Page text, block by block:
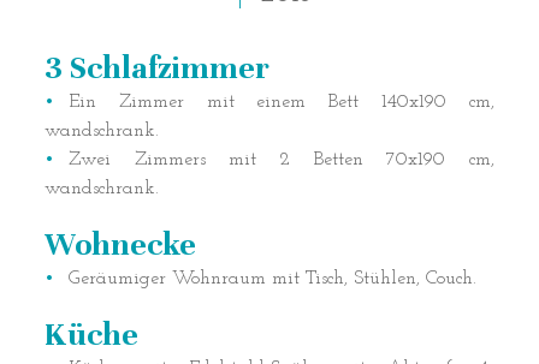
Beschreibung der Unterkunft
3 Schlafzimmer
Ein Zimmer mit einem Bett 140x190 cm,
wandschrank.
Zwei Zimmers mit 2 Betten 70x190 cm,
wandschrank.
Wohnecke
Geräumiger Wohnraum mit Tisch, Stühlen, Couch.
Küche